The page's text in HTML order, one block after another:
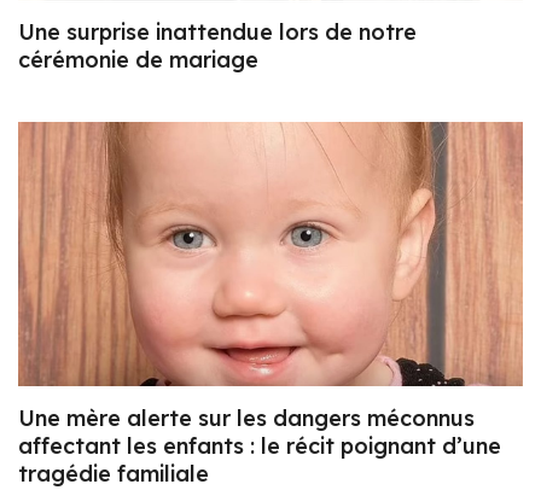
Une surprise inattendue lors de notre
cérémonie de mariage
Une mère alerte sur les dangers méconnus
affectant les enfants : le récit poignant d’une
tragédie familiale